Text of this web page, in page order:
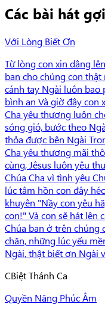
Các bài hát
Với Lòng Biết Ơn
Từ lòng con xin dâng
ban cho chúng con
cánh tay Ngài luôn bao
bình an Và giờ đây con
Cha yêu thương luôn
sóng gió, bước theo
thỏa được bên Ngài
Cha yêu thương mãi
cùng, Jêsus luôn yêu
Chúa Cha vì tình yêu
lúc tâm hồn con đây
khuyên "Nầy con yêu
con!" Và con sẽ hát lên
Chúa ban ở trên chúng
chăn, những lúc yếu
Ngài, thật biết ơn Ngài
CBiệt Thánh Ca
Quyền Năng Phúc Âm